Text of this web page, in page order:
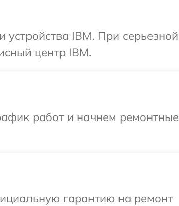
IBM. При серьезной
центр IBM.
работ и начнем ремонтные
гарантию на ремонт